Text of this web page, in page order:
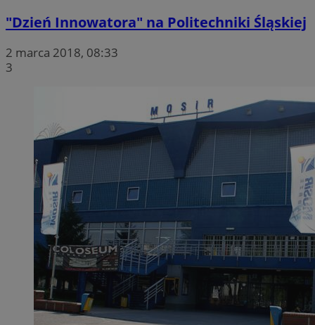
"Dzień Innowatora" na Politechniki Śląskiej
2 marca 2018, 08:33
3